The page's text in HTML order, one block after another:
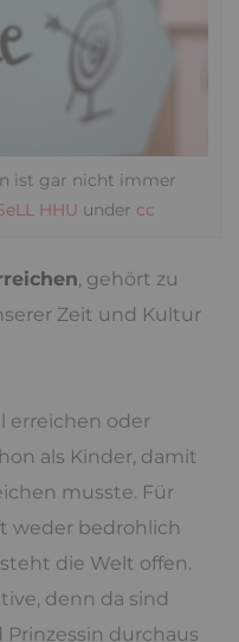
ist gar nicht immer
HHU under cc
, gehört zu
Zeit und Kultur
erreichen oder
als Kinder, damit
musste. Für
weder bedrohlich
die Welt offen.
denn da sind
durchaus